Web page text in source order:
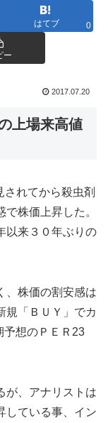
はてブ 0
ー
2017.07.20
上場来高値
れてから殺虫剤
株価上昇した。
以来３０年ぶりの
、株価の割安感は
規「ＢＵＹ」でカ
予想のＰＥＲ23
が、アナリストは
している事、イン